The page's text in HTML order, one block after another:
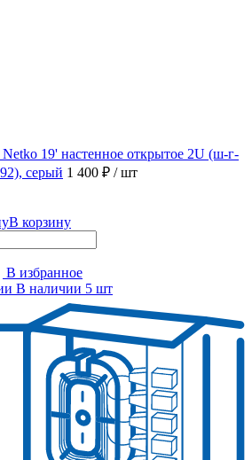
19' настенное открытое 2U (ш-г-
серый 1 400 ₽ / шт
В корзину
В избранное
В наличии 5 шт